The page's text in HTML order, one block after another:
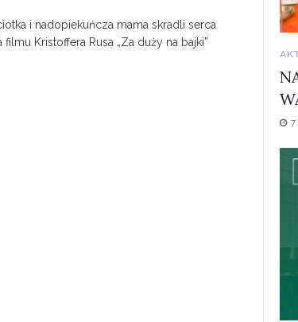
i nadopiekuńcza mama skradli serca
Kristoffera Rusa „Za duży na bajki”
7